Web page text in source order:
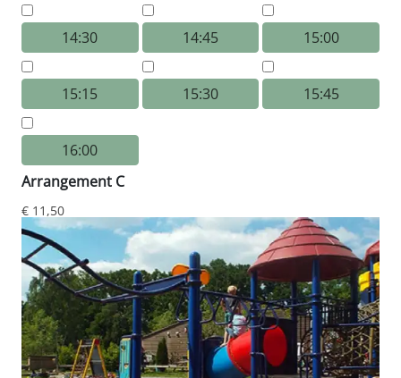
14:30 14:45 15:00
15:15 15:30 15:45
16:00
Arrangement C
€ 11,50